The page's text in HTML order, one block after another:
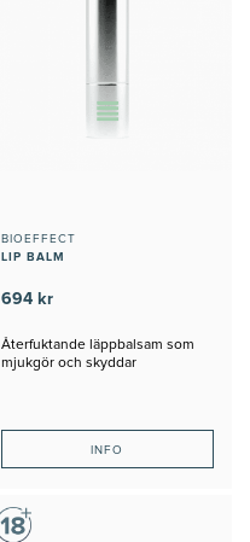
BIOEFFECT
LIP BALM
694 kr
Återfuktande läppbalsam som
mjukgör och skyddar
INFO